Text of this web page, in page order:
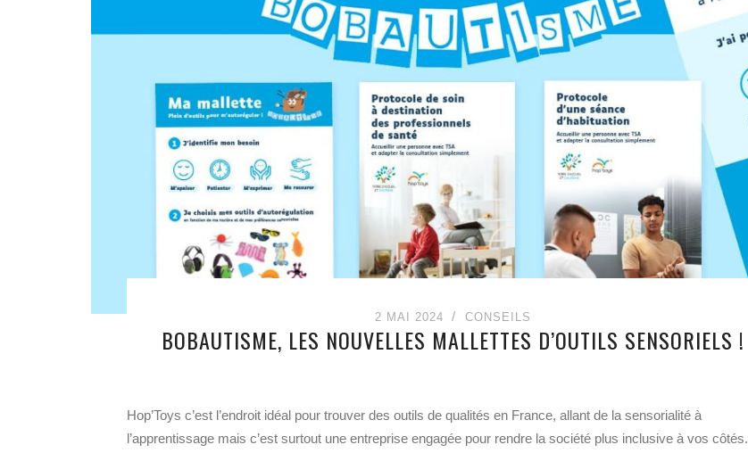
2 MAI 2024 CONSEILS
BOBAUTISME, LES NOUVELLES MALLETTES D’OUTILS SENSORIELS !
Hop’Toys c’est l’endroit idéal pour trouver des outils de qualités en France, allant de la sensorialité à
l’apprentissage mais c’est surtout une entreprise engagée pour rendre la société plus inclusive à vos côtés.